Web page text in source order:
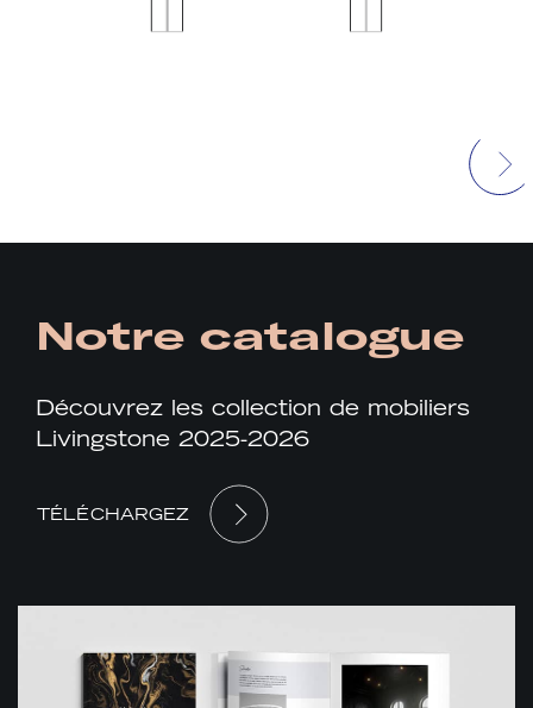
Notre catalogue
Découvrez les collection de mobiliers
Livingstone 2025-2026
TÉLÉCHARGEZ